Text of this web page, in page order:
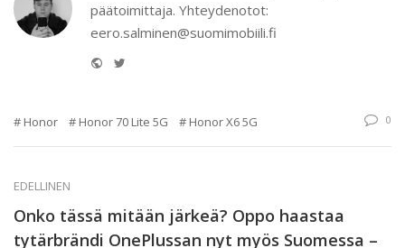
päätoimittaja. Yhteydenotot:
eero.salminen@suomimobiili.fi
Website
Honor Honor 70 Lite 5G Honor X6 5G 0
EDELLINEN
Onko tässä mitään järkeä? Oppo haastaa
tytärbrändi OnePlussan nyt myös Suomessa –